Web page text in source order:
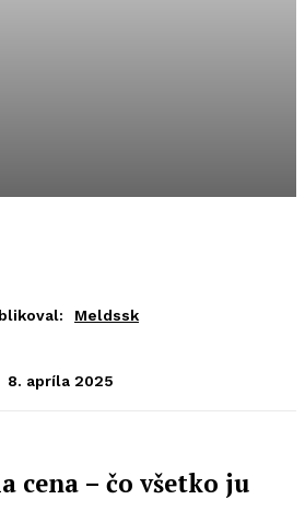
Meldssk
8. apríla 2025
cena – čo všetko ju